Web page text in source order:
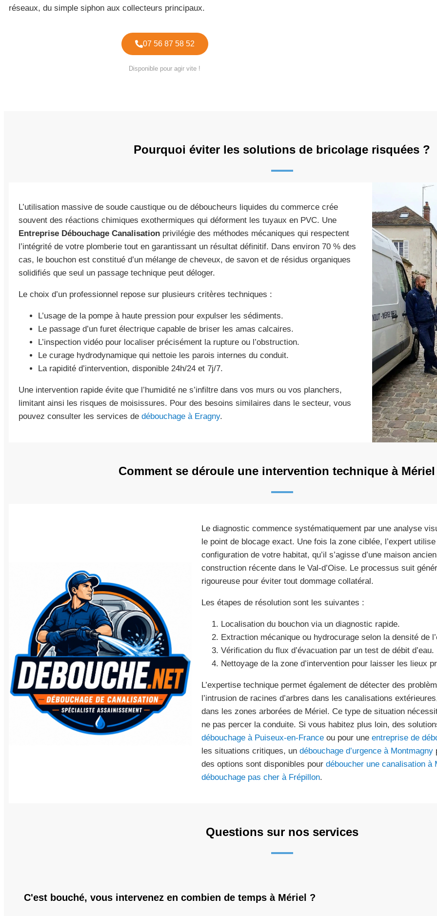
réseaux, du simple siphon aux collecteurs principaux.
07 56 87 58 52
Disponible pour agir vite !
Pourquoi éviter les solutions de bricolage risquées ?
L’utilisation massive de soude caustique ou de déboucheurs liquides du commerce crée
souvent des réactions chimiques exothermiques qui déforment les tuyaux en PVC. Une
Entreprise Débouchage Canalisation privilégie des méthodes mécaniques qui respectent
l’intégrité de votre plomberie tout en garantissant un résultat définitif. Dans environ 70 % des
cas, le bouchon est constitué d’un mélange de cheveux, de savon et de résidus organiques
solidifiés que seul un passage technique peut déloger.
Le choix d’un professionnel repose sur plusieurs critères techniques :
L’usage de la pompe à haute pression pour expulser les sédiments.
Le passage d’un furet électrique capable de briser les amas calcaires.
L’inspection vidéo pour localiser précisément la rupture ou l’obstruction.
Le curage hydrodynamique qui nettoie les parois internes du conduit.
La rapidité d’intervention, disponible 24h/24 et 7j/7.
Une intervention rapide évite que l’humidité ne s’infiltre dans vos murs ou vos planchers,
limitant ainsi les risques de moisissures. Pour des besoins similaires dans le secteur, vous
pouvez consulter les services de débouchage à Eragny.
Comment se déroule une intervention technique à
Le diagnostic commence systématiquement par une analyse
le point de blocage exact. Une fois la zone ciblée, l’expert
configuration de votre habitat, qu’il s’agisse d’une maison
construction récente dans le Val-d’Oise. Le processus suit
rigoureuse pour éviter tout dommage collatéral.
Les étapes de résolution sont les suivantes :
Localisation du bouchon via un diagnostic rapide.
Extraction mécanique ou hydrocurage selon la densité de
Vérification du flux d’évacuation par un test de débit d’eau.
Nettoyage de la zone d’intervention pour laisser les lieux
L’expertise technique permet également de détecter des
l’intrusion de racines d’arbres dans les canalisations
dans les zones arborées de Mériel. Ce type de situation
ne pas percer la conduite. Si vous habitez plus loin, des
débouchage à Puiseux-en-Franceou pour une entreprise de
les situations critiques, un débouchage d’urgence à Montmagny
des options sont disponibles pour déboucher une canalisation à
débouchage pas cher à Frépillon.
Questions sur nos services
C'est bouché, vous intervenez en combien de temps à Mériel ?